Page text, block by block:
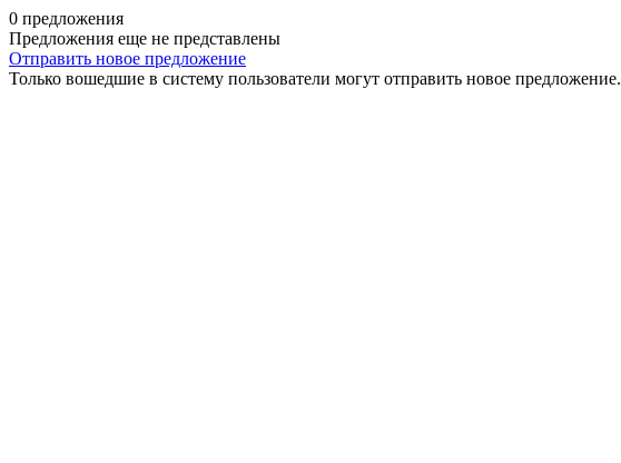
0 предложения
Предложения еще не представлены
Отправить новое предложение
Только вошедшие в систему пользователи могут отправить новое предложение.